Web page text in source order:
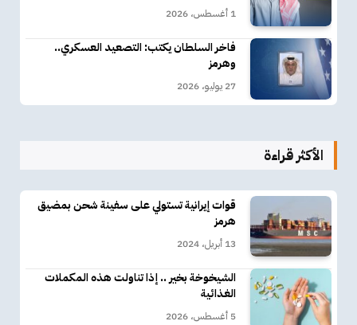
1 أغسطس، 2026
فاخر السلطان يكتب: التصعيد العسكري..
وهرمز
27 يوليو، 2026
الأكثر قراءة
قوات إيرانية تستولي على سفينة شحن بمضيق
هرمز
13 أبريل، 2024
الشيخوخة بخير .. إذا تناولت هذه المكملات
الغذائية
5 أغسطس، 2026